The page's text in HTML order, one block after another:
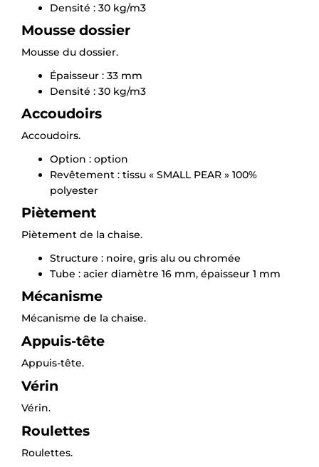
Demande de rappel
Densité : 30 kg/m3
Mousse dossier
Mousse du dossier.
Épaisseur : 33 mm
Densité : 30 kg/m3
Accoudoirs
Accoudoirs.
Option : option
Revêtement : tissu « SMALL PEAR » 100%
polyester
Piètement
Piètement de la chaise.
Structure : noire, gris alu ou chromée
Tube : acier diamètre 16 mm, épaisseur 1 mm
Mécanisme
Mécanisme de la chaise.
Appuis-tête
Appuis-tête.
Vérin
Vérin.
Roulettes
Roulettes.